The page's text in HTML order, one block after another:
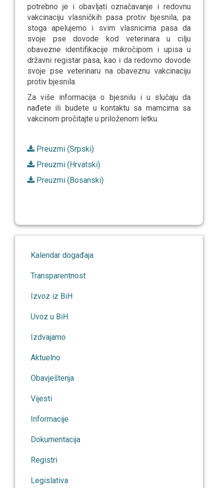
potrebno je i obavljati označavanje i redovnu
vakcinaciju vlasničkih pasa protiv bjesnila, pa
stoga apelujemo i svim vlasnicima pasa da
svoje pse dovode kod veterinara u cilju
obavezne identifikacije mikročipom i upisa u
državni registar pasa, kao i da redovno dovode
svoje pse veterinaru na obaveznu vakcinaciju
protiv bjesnila.
Za više informacija o bjesnilu i u slučaju da
nađete ili budete u kontaktu sa mamcima sa
vakcinom pročitajte u priloženom letku.
Preuzmi (Srpski)
Preuzmi (Hrvatski)
Preuzmi (Bosanski)
Kalendar događaja
Transparentnost
Izvoz iz BiH
Uvoz u BiH
Izdvajamo
Aktuelno
Obavještenja
Vijesti
Informacije
Dokumentacija
Registri
Legislativa